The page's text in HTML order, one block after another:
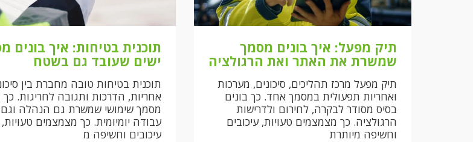
תיק מפעל: איך בונים מסמך
שמשרת את האתר ואת הרגולציה
תיק מפעל מרכז תהליכים, סיכונים, מערכות
ואחריות תפעולית במסמך אחד. כך בונים
בסיס מסודר לבקרה, לחירום ולדרישות
הרגולציה. כך מצמצמים טעויות, עיכובים
וחשיפה מיותרת
תוכנית בטיחות: איך בונים
ישים שעובד גם בשטח
תוכנית בטיחות טובה מחברת בין
אחריות, הדרכות ותגובה לחריגות. כך
מסמך שימושי שמשרת גם הנהלה וגם
עבודה יומיומית. כך מצמצמים טעויות,
עיכובים וחשיפה מ